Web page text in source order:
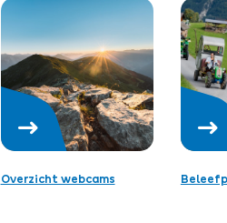
Overzicht webcams